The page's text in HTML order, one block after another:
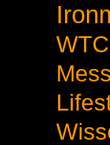
WTC